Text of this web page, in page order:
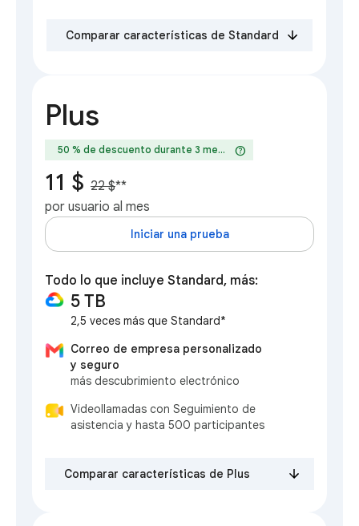
Comparar características de Standard
Plus
50 % de descuento durante 3 meseshelp
11 $ 22 $**
por usuario al mes
Iniciar una prueba
Todo lo que incluye Standard, más:
5 TB
2,5 veces más que Standard*
Correo de empresa personalizado
y seguro
más descubrimiento electrónico
Videollamadas con Seguimiento de
asistencia y hasta 500 participantes
Comparar características de Plus